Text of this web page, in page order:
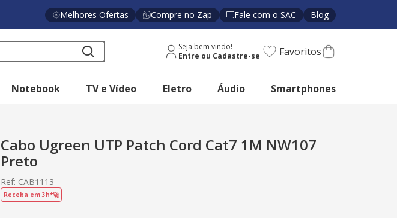
Melhores Ofertas Compre no Zap Fale com o SAC Blog
Seja bem vindo! Favoritos
Notebook TV e Vídeo Eletro Áudio Smartphones
Cabo Ugreen UTP Patch Cord Cat7 1M NW107
Preto
Ref: CAB1113
Receba em 3h*🚀